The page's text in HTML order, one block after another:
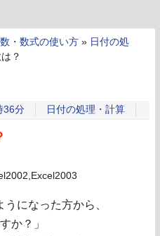
・数式の使い方 » 日付の処
？
36分 日付の処理・計算
になった方から、
か？」